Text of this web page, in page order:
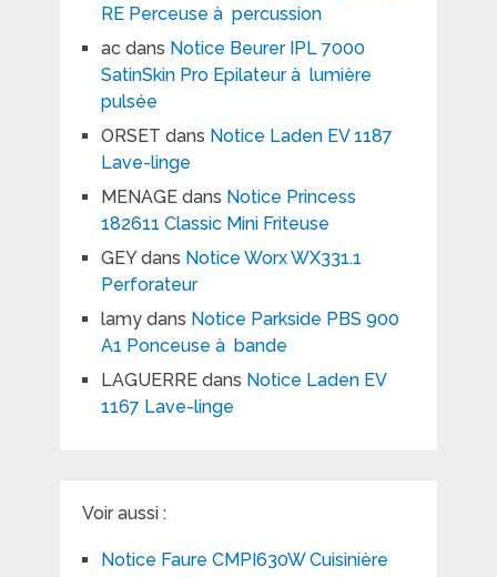
RE Perceuse à percussion
acdans Notice Beurer IPL 7000
SatinSkin Pro Epilateur à lumière
pulsée
ORSET dans Notice Laden EV 1187
Lave-linge
MENAGEdans Notice Princess
182611 Classic Mini Friteuse
GEYdans Notice Worx WX331.1
Perforateur
lamydans Notice Parkside PBS 900
A1 Ponceuse à bande
LAGUERREdans Notice Laden EV
1167 Lave-linge
Voir aussi :
Notice Faure CMPI630W Cuisinière